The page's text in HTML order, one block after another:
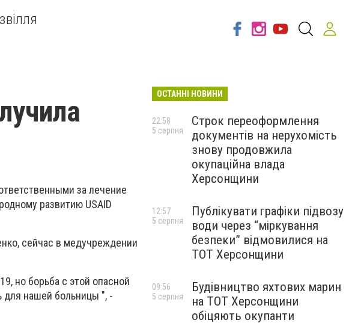
за лечение
развитию USAID
сейчас в медучреждении
но борьба с этой опасной
для нашей больницы ", -
ОСТАННІ НОВИНИ
Строк переоформлення
документів на нерухомість
знову продовжила
окупаційна влада
Херсонщини
22:58
5 серпня
Публікувати графіки підвозу
води через “міркування
безпеки” відмовилися на
ТОТ Херсонщини
12:57
5 серпня
Будівництво яхтових марин
на ТОТ Херсонщини
обіцяють окупанти
09:56
5 серпня